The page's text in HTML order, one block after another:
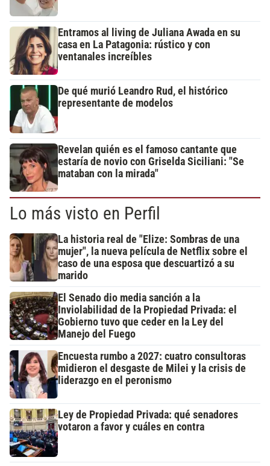
Entramos al living de Juliana Awada en su
casa en La Patagonia: rústico y con
ventanales increíbles
De qué murió Leandro Rud, el histórico
representante de modelos
Revelan quién es el famoso cantante que
estaría de novio con Griselda Siciliani: "Se
mataban con la mirada"
Lo más visto en Perfil
La historia real de "Elize: Sombras de una
mujer", la nueva película de Netflix sobre el
caso de una esposa que descuartizó a su
marido
El Senado dio media sanción a la
Inviolabilidad de la Propiedad Privada: el
Gobierno tuvo que ceder en la Ley del
Manejo del Fuego
Encuesta rumbo a 2027: cuatro consultoras
midieron el desgaste de Milei y la crisis de
liderazgo en el peronismo
Ley de Propiedad Privada: qué senadores
votaron a favor y cuáles en contra